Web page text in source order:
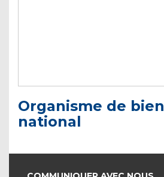
Organisme de
national